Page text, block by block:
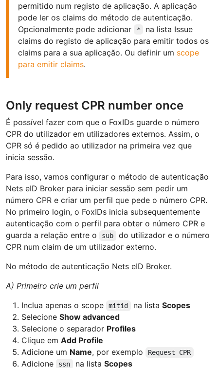
permitido num registo de aplicação. A aplicação
pode ler os claims do método de autenticação.
Opcionalmente pode adicionar
*
na lista Issue
claims do registo de aplicação para emitir todos os
claims para a sua aplicação. Ou definir um scope
para emitir claims.
Only request CPR number once
É possível fazer com que o FoxIDs guarde o número
CPR do utilizador em utilizadores externos. Assim, o
CPR só é pedido ao utilizador na primeira vez que
inicia sessão.
Para isso, vamos configurar o método de autenticação
Nets eID Broker para iniciar sessão sem pedir um
número CPR e criar um perfil que pede o número CPR.
No primeiro login, o FoxIDs inicia subsequentemente
autenticação com o perfil para obter o número CPR e
guarda a relação entre o
sub
do utilizador e o número
CPR num claim de um utilizador externo.
No método de autenticação Nets eID Broker.
A) Primeiro crie um perfil
Inclua apenas o scope
mitid na lista Scopes
Selecione Show advanced
Selecione o separador Profiles
Clique em Add Profile
Adicione um Name, por exemplo Request CPR
Adicione ssn na lista Scopes